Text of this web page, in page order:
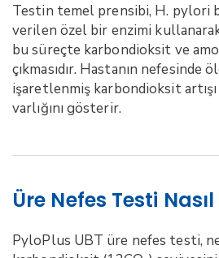
Testin temel prensibi, H. pylori
verilen özel bir enzimi
bu süreçte karbondioksit ve
çıkmasıdır. Hastanın nefesinde
işaretlenmiş karbondioksit
varlığını gösterir.
Üre Nefes Testi Nasıl
PyloPlus UBT üre nefes testi,